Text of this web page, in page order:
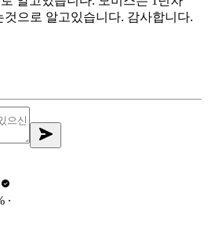
것으로 알고있습니다. 감사합니다.
∙